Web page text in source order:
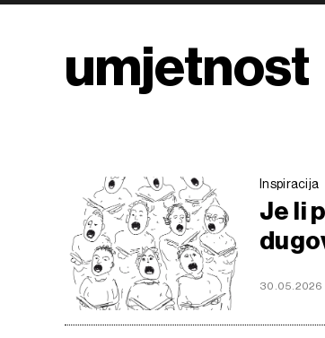
umjetnost
Inspiracija
Je li
30.05.2026